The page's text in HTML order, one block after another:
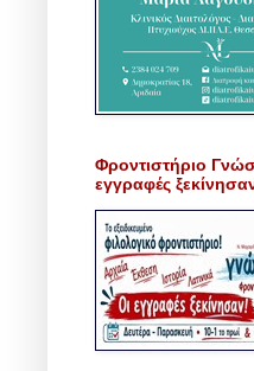
Φροντιστήριο
εγγραφές